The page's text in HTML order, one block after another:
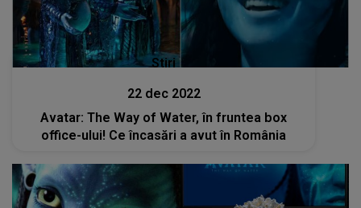
Stiri
22 dec 2022
Avatar: The Way of Water, în fruntea box
office-ului! Ce încasări a avut în România